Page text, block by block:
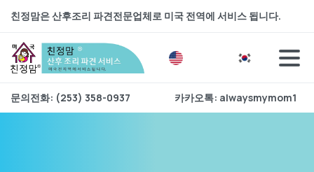
친정맘은 산후조리 파견전문업체로 미국 전역에 서비스 됩니다.
문의전화: (253) 358-0937 카카오톡: alwaysmymom1